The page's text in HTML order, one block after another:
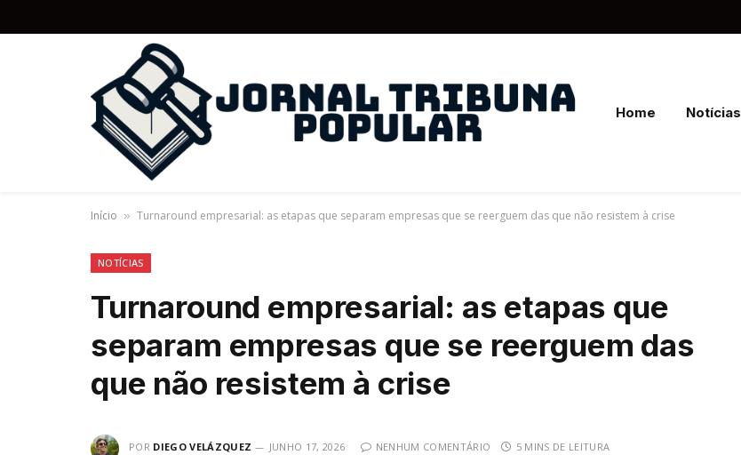
Home Notícias
Início » Turnaround empresarial: as etapas que separam empresas que se reerguem das que não resistem à crise
NOTÍCIAS
Turnaround empresarial: as etapas que
separam empresas que se reerguem das
que não resistem à crise
POR DIEGO VELÁZQUEZ JUNHO 17, 2026 NENHUM COMENTÁRIO 5 MINS DE LEITURA